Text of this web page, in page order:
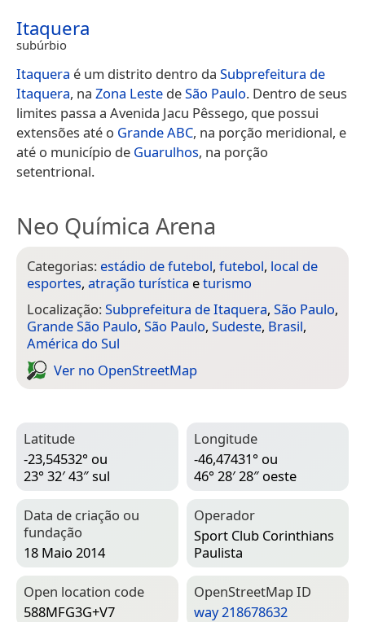
Itaquera
subúrbio
Itaquera é um distrito dentro da Subprefeitura de
Itaquera, na Zona Leste deSão Paulo. Dentro de seus
limites passa a Avenida Jacu Pêssego, que possui
extensões até o Grande ABC, na porção meridional, e
até o município de Guarulhos, na porção
setentrional.
Neo Química Arena
Categorias: estádio de futebol, futebol, local de
esportes, atração turística eturismo
Localização:Subprefeitura de Itaquera, São Paulo,
Grande São Paulo, São Paulo, Sudeste, Brasil,
América do Sul
Ver no Open­Street­Map
Latitude
-23,54532° ou
23° 32′ 43″ sul
Longitude
-46,47431° ou
46° 28′ 28″ oeste
Data de criação ou
fundação
18 Maio 2014
Operador
Sport Club Corinthians
Paulista
Open location code
588MFG3G+V7
Open­Street­Map ID
way 218678632